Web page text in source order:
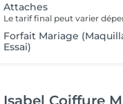
Attaches
Forfait Mariage
Essai)
Isabel Coiffure